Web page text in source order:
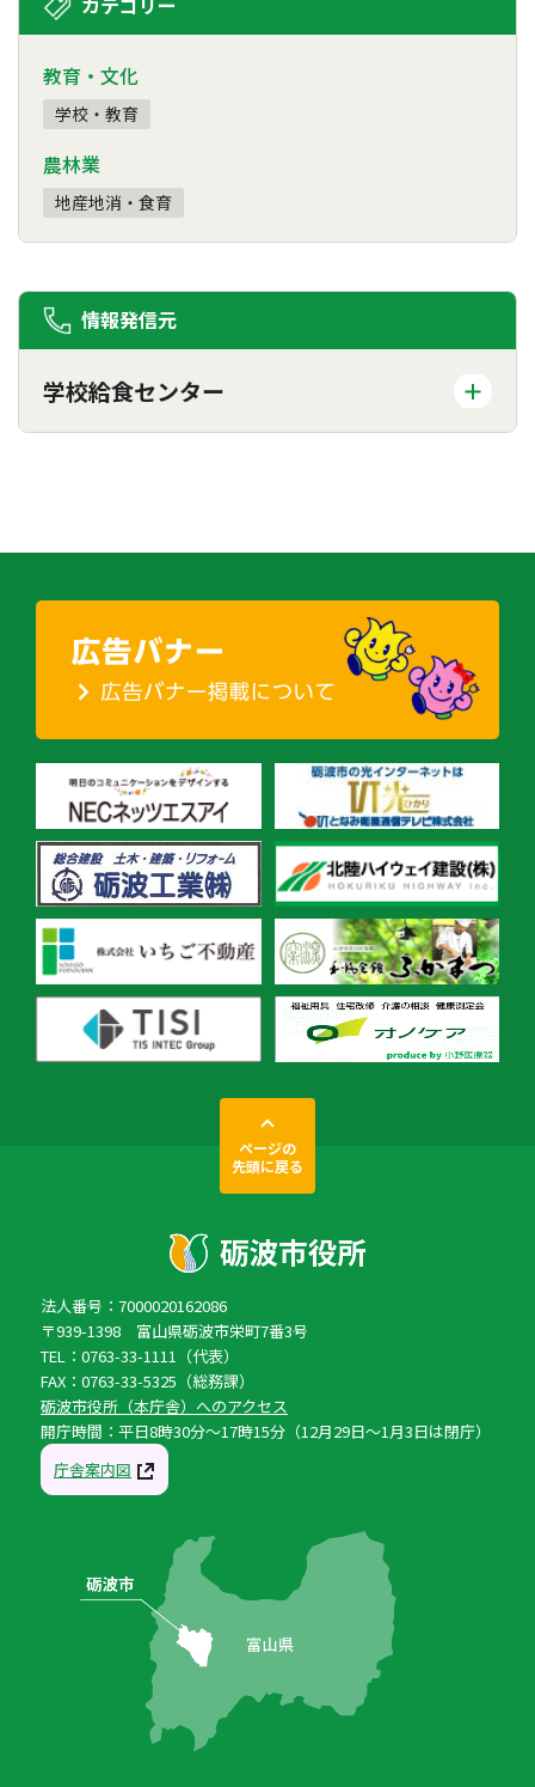
教育・文化
学校・教育
農林業
地産地消・食育
情報発信元
学校給食センター
ページの
先頭に戻る
法人番号：7000020162086
〒939-1398 富山県砺波市栄町7番3号
TEL：0763-33-1111（代表）
FAX：0763-33-5325（総務課）
砺波市役所（本庁舎）へのアクセス
開庁時間：平日8時30分〜17時15分（12月29日〜1月3日は閉庁）
庁舎案内図